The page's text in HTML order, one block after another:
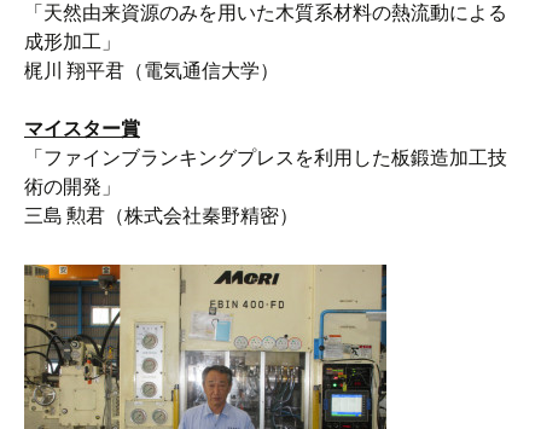
「天然由来資源のみを用いた木質系材料の熱流動による
成形加工」
梶川 翔平君（電気通信大学）
マイスター賞
「ファインブランキングプレスを利用した板鍛造加工技
術の開発」
三島 勲君（株式会社秦野精密）